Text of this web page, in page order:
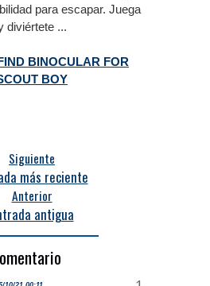
para escapar. Juega
diviértete ...
BINOCULAR FOR
BOY
Siguiente
más reciente
Anterior
antigua